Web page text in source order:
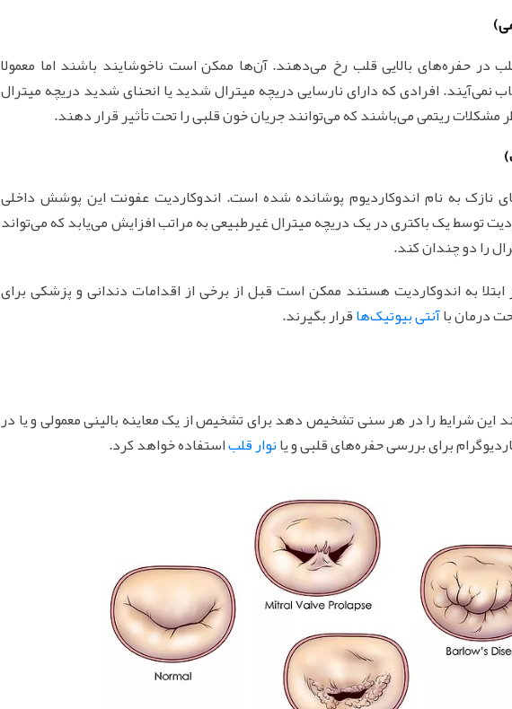
در حفره‌های بالایی قلب رخ می‌دهند. آن‌ها ممکن است ناخوشایند باشند اما معمولا
نمی‌آیند. افرادی که دارای نارسایی دریچه میترال شدید یا انحنای شدید دریچه میترال
ریتمی می‌باشند که می‌توانند جریان خون قلبی را تحت تأثیر قرار دهند.
به نام اندوکاردیوم پوشانده شده است. اندوکاردیت عفونت این پوشش داخلی
توسط یک باکتری در یک دریچه میترال غیرطبیعی به مراتب افزایش می‌یابد که می‌تواند
را دو چندان کند.
به اندوکاردیت هستند ممکن است قبل از برخی از اقدامات دندانی و پزشکی برای
درمان باآنتی بیوتیک‌هاقرار بگیرند.
این شرایط را در هر سنی تشخیص دهد برای تشخیص از یک معاینه بالینی معمولی و یا در
برای بررسی حفره‌های قلبی و یانوار قلباستفاده خواهد کرد.